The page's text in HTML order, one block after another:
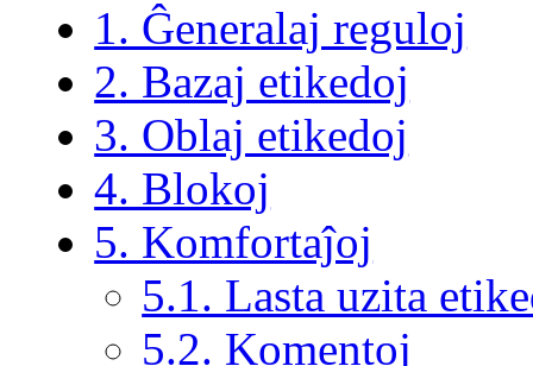
1. Ĝeneralaj reguloj
2. Bazaj etikedoj
3. Oblaj etikedoj
4. Blokoj
5. Komfortaĵoj
5.1. Lasta uzita
5.2. Komentoj